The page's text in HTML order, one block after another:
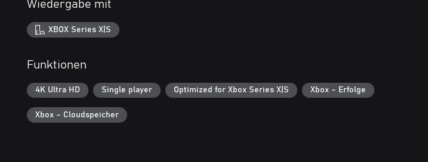
Wiedergabe mit
XBOX Series X|S
Funktionen
4K Ultra HD Single player Optimized for Xbox Series X|S Xbox – Erfolge
Xbox – Cloudspeicher